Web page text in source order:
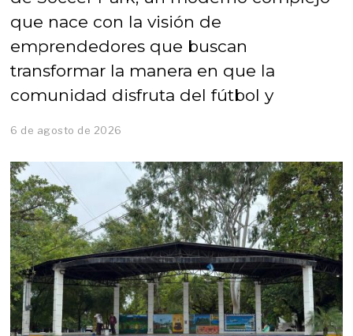
que nace con la visión de
emprendedores que buscan
transformar la manera en que la
comunidad disfruta del fútbol y
6 de agosto de 2026
a
g
o
s
t
o
d
e
2
0
2
6